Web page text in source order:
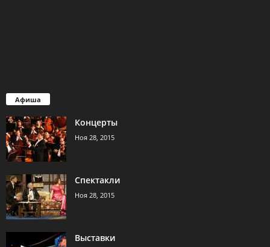
Афиша
Концерты
Ноя 28, 2015
Спектакли
Ноя 28, 2015
Выставки